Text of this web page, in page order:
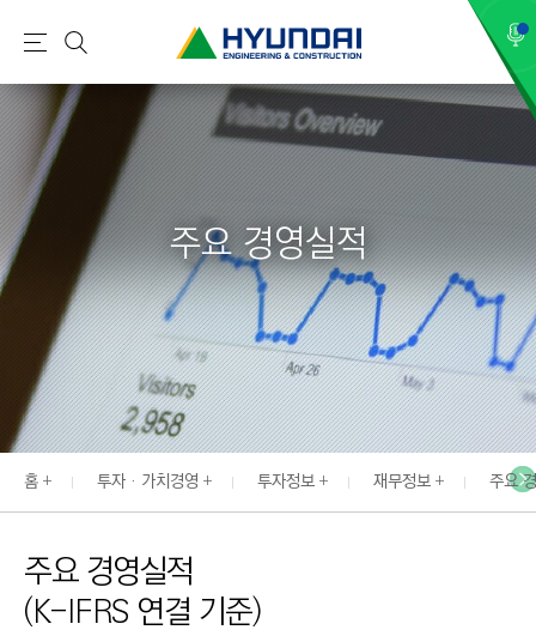
현
건
설
(
H
Y
U
N
D
A
I
:
E
N
I
N
E
메
뉴
검
색
주요 경영실적
홈 투자 · 가치경영 투자정보 재무정보 주요
주요 경영실적
(K-IFRS 연결 기준)